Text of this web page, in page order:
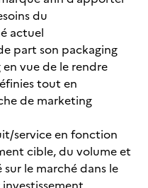
du
actuel
part son packaging
vue de le rendre
tout en
de marketing
service en fonction
cible, du volume et
le marché dans le